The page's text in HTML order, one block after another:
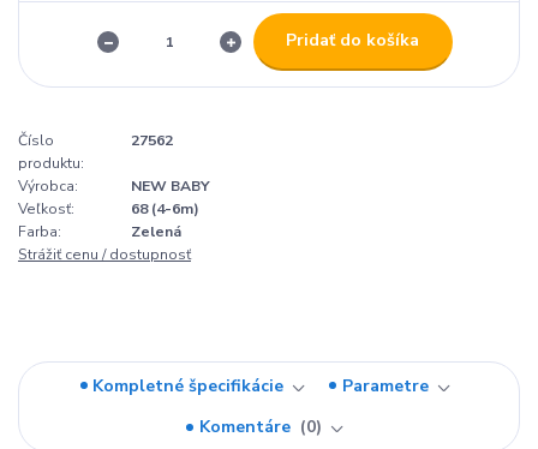
Pridať do košíka
Číslo
produktu:
27562
Výrobca:
NEW BABY
Veľkosť:
68 (4-6m)
Farba:
Zelená
Strážiť cenu / dostupnosť
Kompletné špecifikácie
Parametre
Komentáre
0